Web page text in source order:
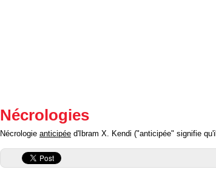
Nécrologies
Nécrologie anticipée d'Ibram X. Kendi ("anticipée" signifie qu'il